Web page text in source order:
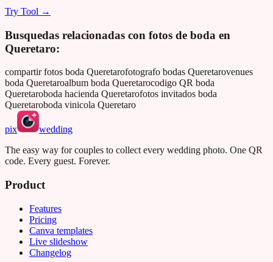
Try Tool →
Busquedas relacionadas con fotos de boda en
Queretaro:
compartir fotos boda Queretarofotografo bodas Queretarovenues
boda Queretaroalbum boda Queretarocodigo QR boda
Queretaroboda hacienda Queretarofotos invitados boda
Queretaroboda vinicola Queretaro
pix
wedding
The easy way for couples to collect every wedding photo. One QR
code. Every guest. Forever.
Product
Features
Pricing
Canva templates
Live slideshow
Changelog